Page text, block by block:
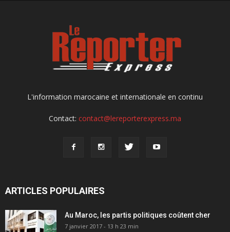
L'information marocaine et internationale en continu
Contact: contact@lereporterexpress.ma
ARTICLES POPULAIRES
Au Maroc, les partis politiques coûtent cher
7 janvier 2017 - 13 h 23 min